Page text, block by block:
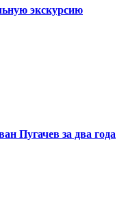
экскурсию
Пугачев за два года